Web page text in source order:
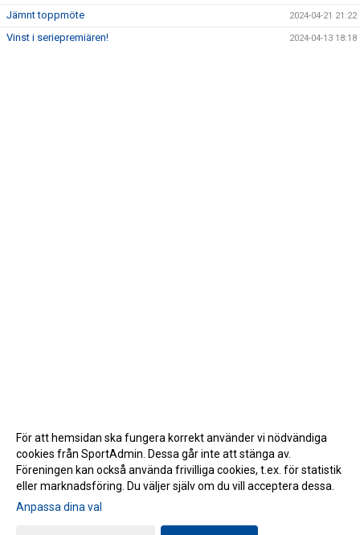
Jämnt toppmöte 2024-04-21 21:22
Vinst i seriepremiären! 2024-04-13 18:18
Gå till Webbversion
För att hemsidan ska fungera korrekt använder vi nödvändiga
cookies från SportAdmin. Dessa går inte att stänga av.
Föreningen kan också använda frivilliga cookies, t.ex. för statistik
eller marknadsföring. Du väljer själv om du vill acceptera dessa.
Anpassa dina val